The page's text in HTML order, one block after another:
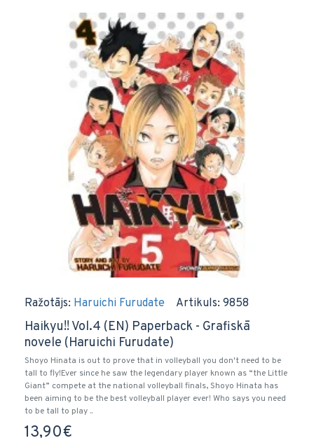
Ražotājs: Haruichi Furudate Artikuls: 9858
Haikyu!! Vol.4 (EN) Paperback - Grafiskā
novele (Haruichi Furudate)
Shoyo Hinata is out to prove that in volleyball you don't need to be
tall to fly!Ever since he saw the legendary player known as “the Little
Giant” compete at the national volleyball finals, Shoyo Hinata has
been aiming to be the best volleyball player ever! Who says you need
to be tall to play ..
13,90€